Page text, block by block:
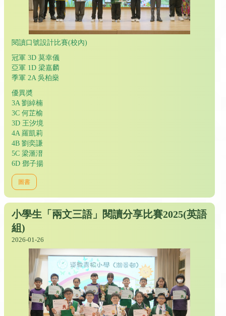
閱讀口號設計比賽(校內)
冠軍 3D 莫幸儀
亞軍 1D 梁嘉麟
季軍 2A 吳柏燊
優異奬
3A 劉綽楠
3C 何芷榆
3D 王汐境
4A 羅凱莉
4B 劉奕謙
5C 梁滙溍
6D 鄧子揚
圖書
小學生「兩文三語」閱讀分享比賽2025(英語
組)
2026-01-26